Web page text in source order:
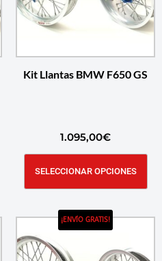
Kit Llantas BMW F650 GS
1.095,00€
SELECCIONAR OPCIONES
¡ENVÍO GRATIS!